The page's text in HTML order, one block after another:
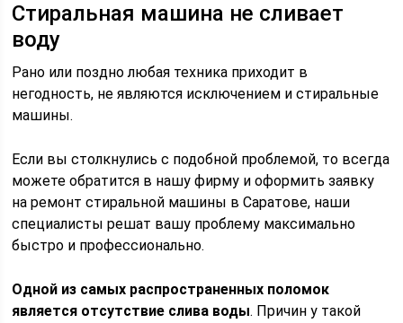
Стиральная машина не сливает
воду
Рано или поздно любая техника приходит в
негодность, не являются исключением и стиральные
машины.
Если вы столкнулись с подобной проблемой, то всегда
можете обратится в нашу фирму и оформить заявку
на ремонт стиральной машины в Саратове, наши
специалисты решат вашу проблему максимально
быстро и профессионально.
Одной из самых распространенных поломок
является отсутствие слива воды. Причин у такой